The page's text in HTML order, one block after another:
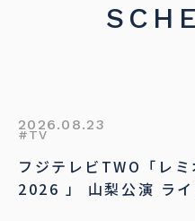
2026.08.23
#TV
フジテレビTWO「レ
2026 」 山梨公演 ラ